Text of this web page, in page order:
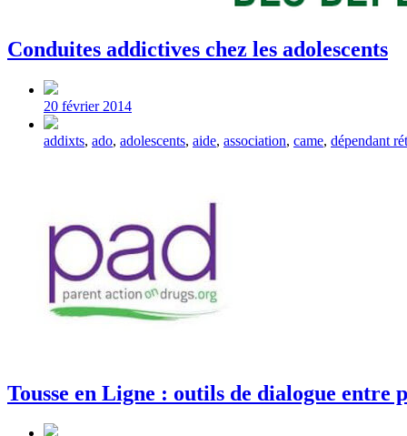
Conduites addictives chez les adolescents
Post
date
20 février 2014
Tagged
addixts, ado, adolescents, aide, association, came, dépendant
Tousse en Ligne : outils de dialogue entre
Post